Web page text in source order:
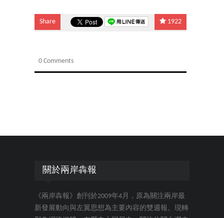
Share 1922
0 Comments
關於兩岸犇報
《兩岸犇報》創刊於2009年4月，原為關注兩岸最
新發展動向與左翼思想為主要內容的雙週報。現轉